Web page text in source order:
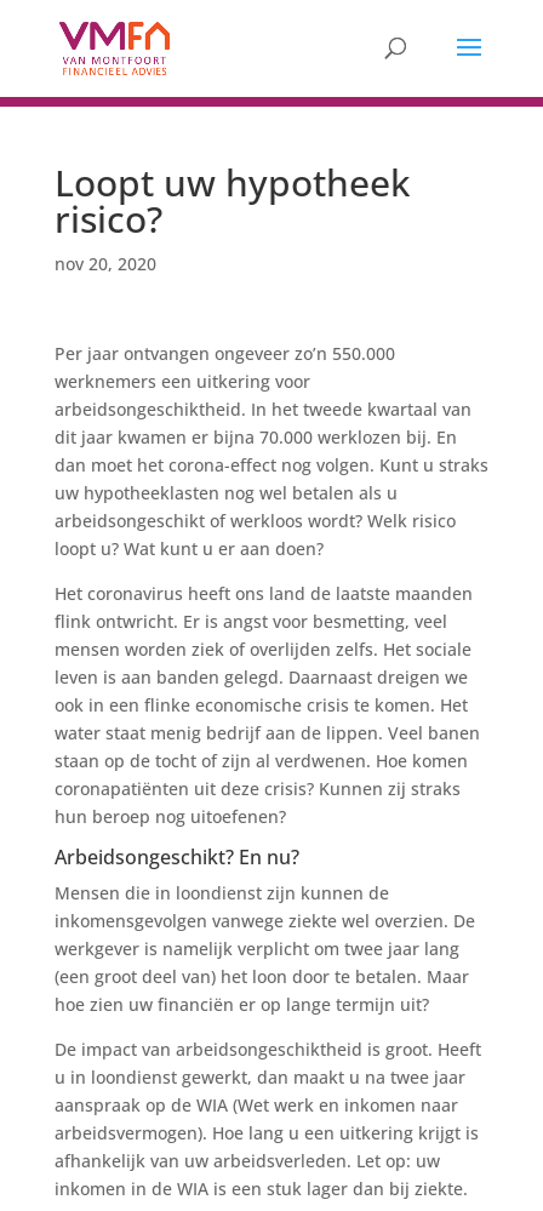
Loopt uw hypotheek
risico?
nov 20, 2020
Per jaar ontvangen ongeveer zo’n 550.000
werknemers een uitkering voor
arbeidsongeschiktheid. In het tweede kwartaal van
dit jaar kwamen er bijna 70.000 werklozen bij. En
dan moet het corona-effect nog volgen. Kunt u straks
uw hypotheeklasten nog wel betalen als u
arbeidsongeschikt of werkloos wordt? Welk risico
loopt u? Wat kunt u er aan doen?
Het coronavirus heeft ons land de laatste maanden
flink ontwricht. Er is angst voor besmetting, veel
mensen worden ziek of overlijden zelfs. Het sociale
leven is aan banden gelegd. Daarnaast dreigen we
ook in een flinke economische crisis te komen. Het
water staat menig bedrijf aan de lippen. Veel banen
staan op de tocht of zijn al verdwenen. Hoe komen
coronapatiënten uit deze crisis? Kunnen zij straks
hun beroep nog uitoefenen?
Arbeidsongeschikt? En nu?
Mensen die in loondienst zijn kunnen de
inkomensgevolgen vanwege ziekte wel overzien. De
werkgever is namelijk verplicht om twee jaar lang
(een groot deel van) het loon door te betalen. Maar
hoe zien uw financiën er op lange termijn uit?
De impact van arbeidsongeschiktheid is groot. Heeft
u in loondienst gewerkt, dan maakt u na twee jaar
aanspraak op de WIA (Wet werk en inkomen naar
arbeidsvermogen). Hoe lang u een uitkering krijgt is
afhankelijk van uw arbeidsverleden. Let op: uw
inkomen in de WIA is een stuk lager dan bij ziekte.